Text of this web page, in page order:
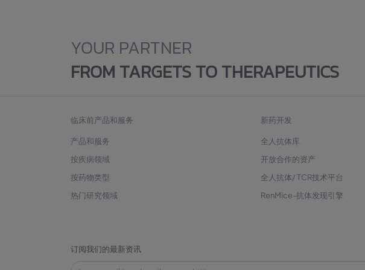
YOUR PARTNER
FROM TARGETS TO THERAPEUTICS
临床前产品和服务
产品和服务
按疾病领域
按药物类型
热门研究领域
新药开发
全人抗体库
开放合作的资产
全人抗体/ TCR技术平台
RenMice-抗体发现引擎
订阅我们的最新资讯